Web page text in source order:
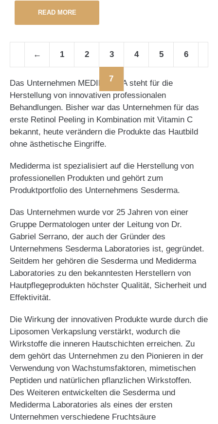
READ MORE
← 1 2 3 4 5 6
7
Das Unternehmen MEDIDERMA steht für die
Herstellung von innovativen professionalen
Behandlungen. Bisher war das Unternehmen für das
erste Retinol Peeling in Kombination mit Vitamin C
bekannt, heute verändern die Produkte das Hautbild
ohne ästhetische Eingriffe.
Mediderma ist spezialisiert auf die Herstellung von
professionellen Produkten und gehört zum
Produktportfolio des Unternehmens Sesderma.
Das Unternehmen wurde vor 25 Jahren von einer
Gruppe Dermatologen unter der Leitung von Dr.
Gabriel Serrano, der auch der Gründer des
Unternehmens Sesderma Laboratories ist, gegründet.
Seitdem her gehören die Sesderma und Mediderma
Laboratories zu den bekanntesten Herstellern von
Hautpflegeprodukten höchster Qualität, Sicherheit und
Effektivität.
Die Wirkung der innovativen Produkte wurde durch die
Liposomen Verkapslung verstärkt, wodurch die
Wirkstoffe die inneren Hautschichten erreichen. Zu
dem gehört das Unternehmen zu den Pionieren in der
Verwendung von Wachstumsfaktoren, mimetischen
Peptiden und natürlichen pflanzlichen Wirkstoffen.
Des Weiteren entwickelten die Sesderma und
Mediderma Laboratories als eines der ersten
Unternehmen verschiedene Fruchtsäure